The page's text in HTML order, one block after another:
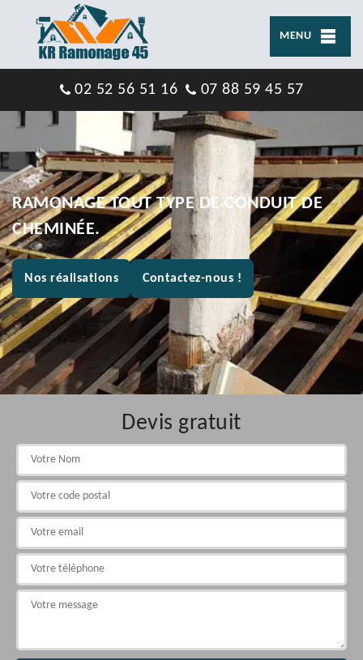
MENU
02 52 56 51 16 07 88 59 45 57
RAMONAGE TOUT TYPE DE CONDUIT DE
CHEMINÉE.
Nos réalisations Contactez-nous !
Devis gratuit